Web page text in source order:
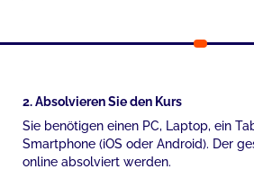
2. Absolvieren Sie den Kurs
Sie benötigen einen PC, Laptop, ein
Smartphone (iOS oder Android). Der
online absolviert werden.